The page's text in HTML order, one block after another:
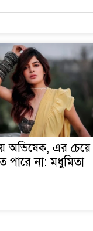
অভিষেক, এর চেয়ে
না: মধুমিতা